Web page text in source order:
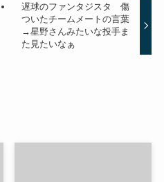
遅球のファンタジスタ 傷
ついたチームメートの言葉
→星野さんみたいな投手ま
た見たいなぁ